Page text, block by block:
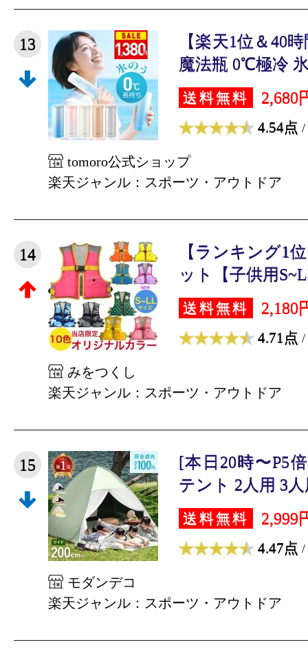
13
【楽天1位＆40
魔法瓶 0℃極冷
送料無料 2,680
4.54点 /
tomoro公式ショップ
楽天ジャンル：スポーツ・アウトドア
14
【ランキング1
ット【子供用
送料無料 2,180
4.71点 /
みをつくし
楽天ジャンル：スポーツ・アウトドア
15
[本日20時〜P5
テント 2人用 3
送料無料 2,999
4.47点 /
モダンデコ
楽天ジャンル：スポーツ・アウトドア